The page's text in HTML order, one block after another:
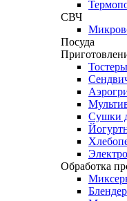
СВЧ
Посуда
Тостеры
Сушки
Обработка